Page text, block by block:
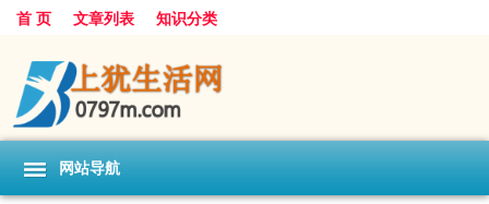
首 页 文章列表 知识分类
网站导航